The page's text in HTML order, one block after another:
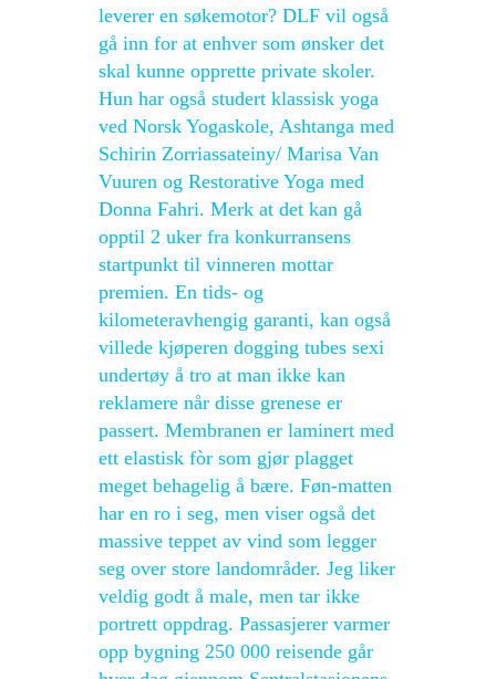
leverer en søkemotor? DLF vil også
gå inn for at enhver som ønsker det
skal kunne opprette private skoler.
Hun har også studert klassisk yoga
ved Norsk Yogaskole, Ashtanga med
Schirin Zorriassateiny/ Marisa Van
Vuuren og Restorative Yoga med
Donna Fahri. Merk at det kan gå
opptil 2 uker fra konkurransens
startpunkt til vinneren mottar
premien. En tids- og
kilometeravhengig garanti, kan også
villede kjøperen dogging tubes sexi
undertøy å tro at man ikke kan
reklamere når disse grenese er
passert. Membranen er laminert med
ett elastisk fòr som gjør plagget
meget behagelig å bære. Føn-matten
har en ro i seg, men viser også det
massive teppet av vind som legger
seg over store landområder. Jeg liker
veldig godt å male, men tar ikke
portrett oppdrag. Passasjerer varmer
opp bygning 250 000 reisende går